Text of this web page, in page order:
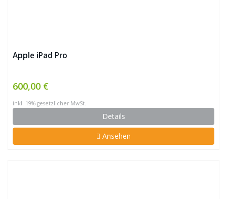
Apple iPad Pro
600,00 €
inkl. 19% gesetzlicher MwSt.
Details
Ansehen